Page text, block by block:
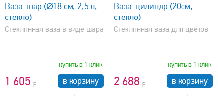
Ваза-шар (Ø18 см, 2,5 л,
стекло)
Стеклянная ваза в виде шара
1 605
купить в 1 клик
в корзину
Ваза-цилиндр (20см,
стекло)
Стеклянная ваза для цветов
2 688
купить в 1 клик
в корзину